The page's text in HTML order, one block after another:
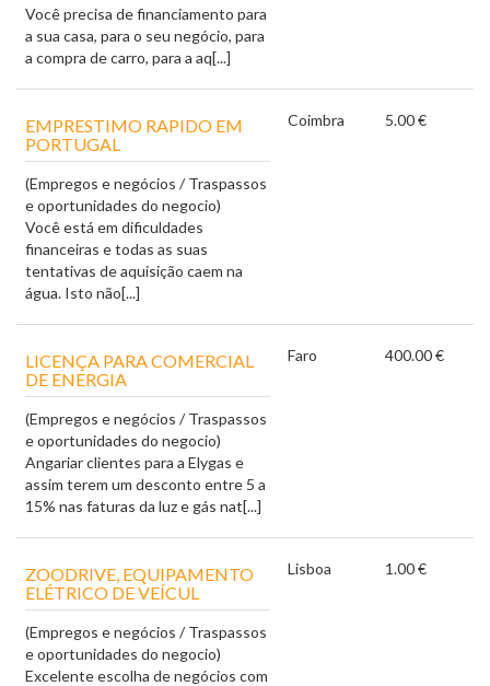
Você precisa de financiamento para
a sua casa, para o seu negócio, para
a compra de carro, para a aq[...]
EMPRESTIMO RAPIDO EM
PORTUGAL
(Empregos e negócios / Traspassos
e oportunidades do negocio)
Você está em dificuldades
financeiras e todas as suas
tentativas de aquisição caem na
água. Isto não[...]
Coimbra 5.00 €
LICENÇA PARA COMERCIAL
DE ENERGIA
(Empregos e negócios / Traspassos
e oportunidades do negocio)
Angariar clientes para a Elygas e
assim terem um desconto entre 5 a
15% nas faturas da luz e gás nat[...]
Faro 400.00 €
ZOODRIVE, EQUIPAMENTO
ELÉTRICO DE VEÍCUL
(Empregos e negócios / Traspassos
e oportunidades do negocio)
Excelente escolha de negócios com
Lisboa 1.00 €